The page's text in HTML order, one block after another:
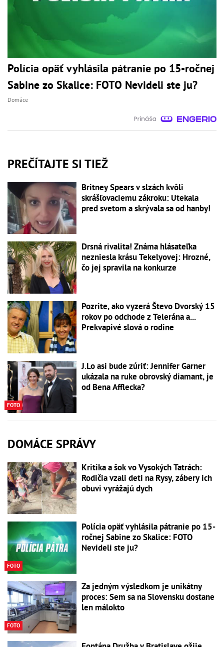
Polícia opäť vyhlásila pátranie po 15-ročnej
Sabine zo Skalice: FOTO Nevideli ste ju?
Domáce
PREČÍTAJTE SI TIEŽ
Britney Spears v slzách kvôli
skrášľovaciemu zákroku: Utekala
pred svetom a skrývala sa od hanby!
Drsná rivalita! Známa hlásateľka
nezniesla krásu Tekelyovej: Hrozné,
čo jej spravila na konkurze
Pozrite, ako vyzerá Števo Dvorský 15
rokov po odchode z Telerána a...
Prekvapivé slová o rodine
FOTO
J.Lo asi bude zúriť: Jennifer Garner
ukázala na ruke obrovský diamant, je
od Bena Afflecka?
DOMÁCE SPRÁVY
Kritika a šok vo Vysokých Tatrách:
Rodičia vzali deti na Rysy, zábery ich
obuvi vyrážajú dych
FOTO
Polícia opäť vyhlásila pátranie po 15-
ročnej Sabine zo Skalice: FOTO
Nevideli ste ju?
FOTO
Za jedným výsledkom je unikátny
proces: Sem sa na Slovensku dostane
len málokto